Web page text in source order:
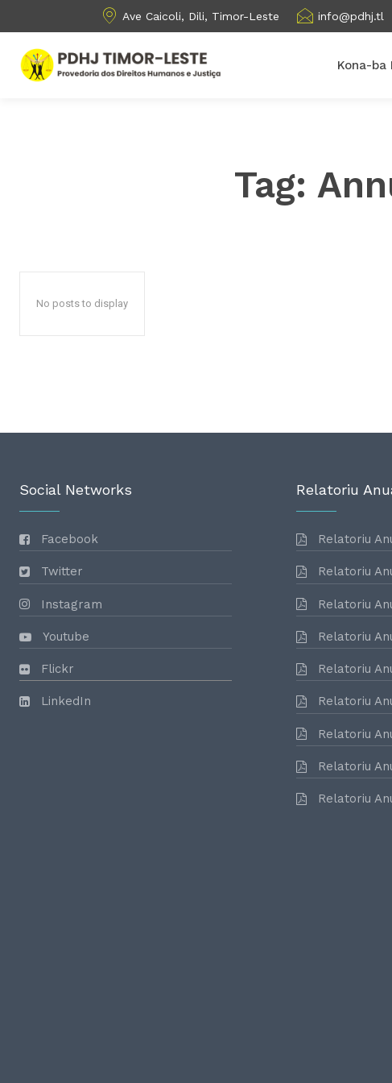
Ave Caicoli, Dili, Timor-Leste info@pdhj.tl
Kona-ba
Tag:
No posts to display
Social Networks
Facebook
Twitter
Instagram
Youtube
Flickr
LinkedIn
Relatoriu
Relatoriu
Relatoriu
Relatoriu
Relatoriu
Relatoriu
Relatoriu
Relatoriu
Relatoriu
Relatoriu